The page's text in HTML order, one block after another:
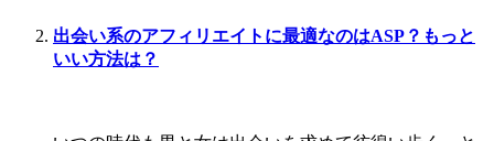
出会い系のアフィリエイトに最適なのはASP？もっと
いい方法は？